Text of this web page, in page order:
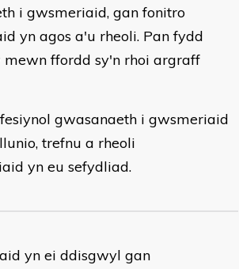
i gwsmeriaid, gan fonitro
yn agos a'u rheoli. Pan fydd
ffordd sy'n rhoi argraff
gwasanaeth i gwsmeriaid
trefnu a rheoli
yn eu sefydliad.
yn ei ddisgwyl gan